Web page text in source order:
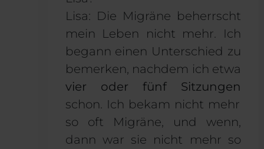
Lisa: Die Migräne beherrscht
mein Leben nicht mehr. Ich
begann einen Unterschied zu
bemerken, nachdem ich etwa
vier oder fünf Sitzungen
schon. Ich bekam nicht mehr
so oft Migräne, und wenn,
dann war sie nicht mehr so